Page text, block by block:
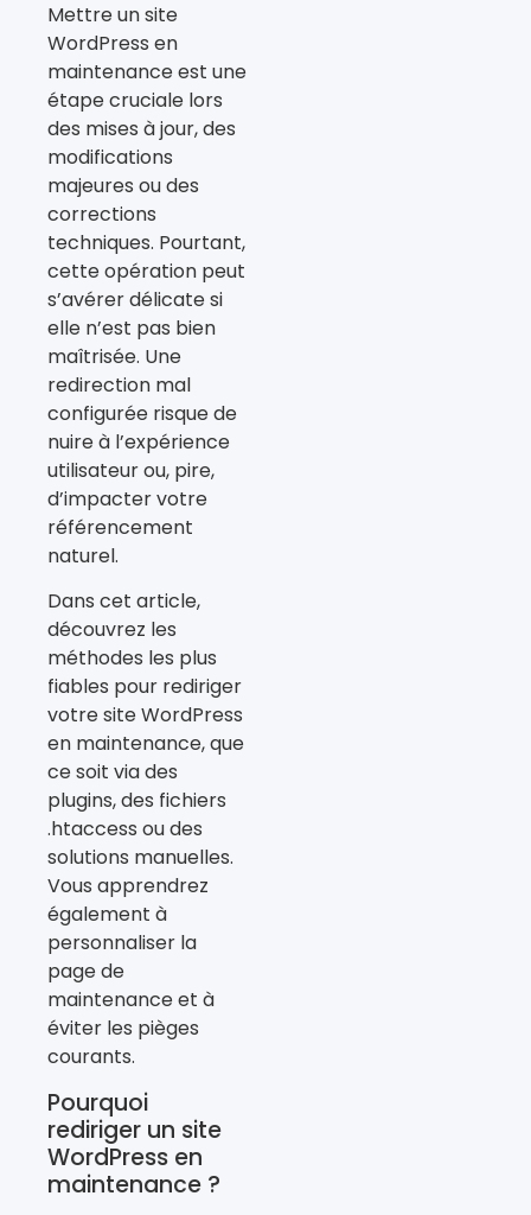
Mettre un site
WordPress en
maintenance est une
étape cruciale lors
des mises à jour, des
modifications
majeures ou des
corrections
techniques. Pourtant,
cette opération peut
s’avérer délicate si
elle n’est pas bien
maîtrisée. Une
redirection mal
configurée risque de
nuire à l’expérience
utilisateur ou, pire,
d’impacter votre
référencement
naturel.
Dans cet article,
découvrez les
méthodes les plus
fiables pour rediriger
votre site WordPress
en maintenance, que
ce soit via des
plugins, des fichiers
.htaccess ou des
solutions manuelles.
Vous apprendrez
également à
personnaliser la
page de
maintenance et à
éviter les pièges
courants.
Pourquoi
rediriger un site
WordPress en
maintenance ?